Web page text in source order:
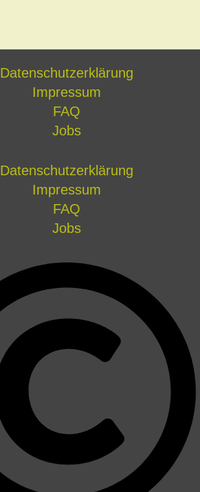
Datenschutzerklärung
Impressum
FAQ
Jobs
Datenschutzerklärung
Impressum
FAQ
Jobs